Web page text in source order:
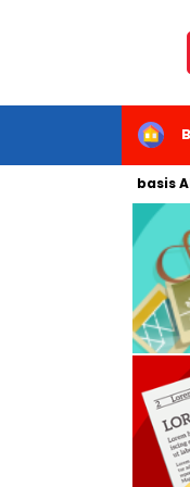
Berbasis AI untuk